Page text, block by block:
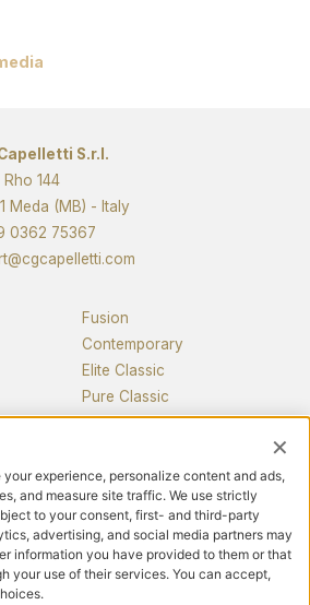
S.r.l.
Rho 144
Meda (MB) - Italy
0362 75367
Fusion
Contemporary
Elite Classic
Pure Classic
Pianos